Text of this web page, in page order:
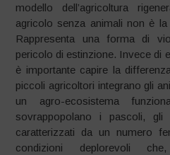
modello dell’agricoltura
agricolo senza animali non è
Rappresenta una forma di
pericolo di estinzione. Invece di
è importante capire la
piccoli agricoltori integrano gli
un agro-ecosistema
sovrappopolano i pascoli, gli
caratterizzati da un numero
condizioni deplorevoli